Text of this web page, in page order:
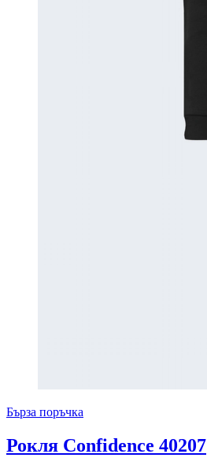
Бърза поръчка
Рокля Confidence 40207